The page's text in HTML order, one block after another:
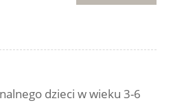
dzieci w wieku 3-6